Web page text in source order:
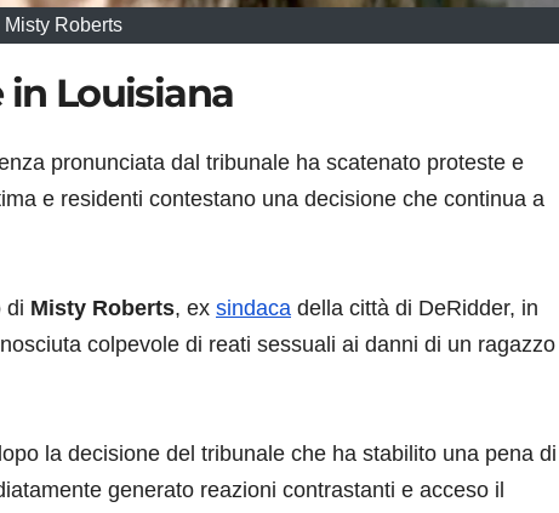
Misty Roberts
in Louisiana
pronunciata dal tribunale ha scatenato proteste e
e residenti contestano una decisione che continua a
di Misty Roberts, ex sindaca della città di DeRidder, in
colpevole di reati sessuali ai danni di un ragazzo
la decisione del tribunale che ha stabilito una pena di
generato reazioni contrastanti e acceso il